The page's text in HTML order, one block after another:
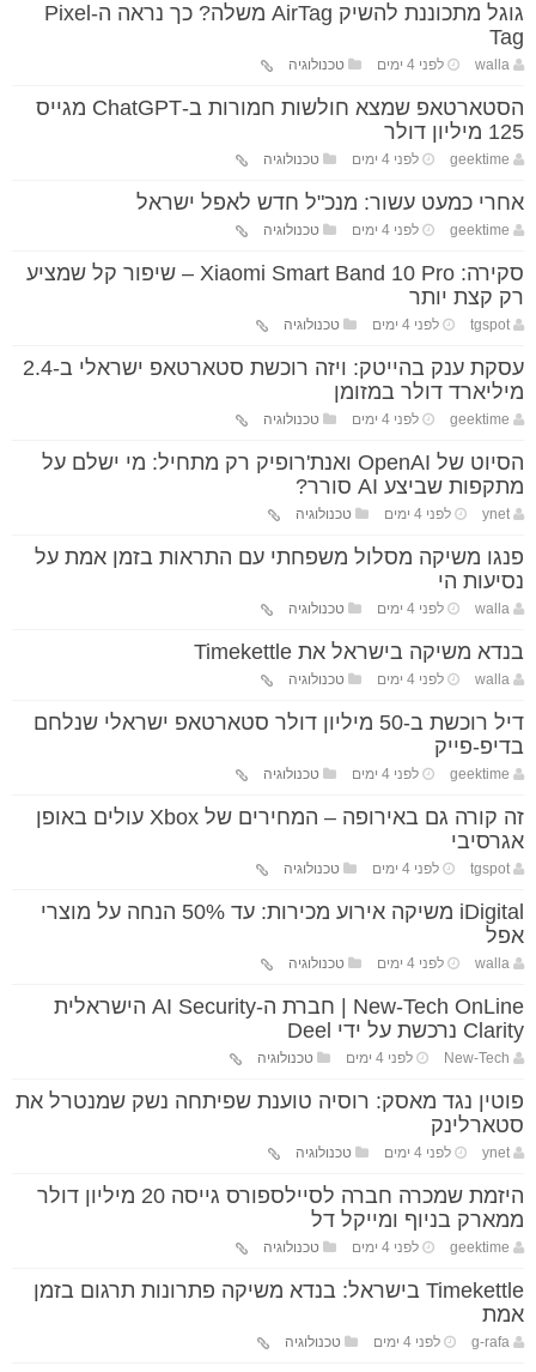
גוגל מתכוננת להשיק AirTag משלה? כך נראה ה-Pixel
Tag
walla לפני 4 ימים טכנולוגיה
הסטארטאפ שמצא חולשות חמורות ב-ChatGPT מגייס
125 מיליון דולר
geektime לפני 4 ימים טכנולוגיה
אחרי כמעט עשור: מנכ"ל חדש לאפל ישראל
geektime לפני 4 ימים טכנולוגיה
סקירה: Xiaomi Smart Band 10 Pro – שיפור קל שמציע
רק קצת יותר
tgspot לפני 4 ימים טכנולוגיה
עסקת ענק בהייטק: ויזה רוכשת סטארטאפ ישראלי ב-2.4
מיליארד דולר במזומן
geektime לפני 4 ימים טכנולוגיה
הסיוט של OpenAI ואנת'רופיק רק מתחיל: מי ישלם על
מתקפות שביצע AI סורר?
ynet לפני 4 ימים טכנולוגיה
פנגו משיקה מסלול משפחתי עם התראות בזמן אמת על
נסיעות הי
walla לפני 4 ימים טכנולוגיה
בנדא משיקה בישראל את Timekettle
walla לפני 4 ימים טכנולוגיה
דיל רוכשת ב-50 מיליון דולר סטארטאפ ישראלי שנלחם
בדיפ-פייק
geektime לפני 4 ימים טכנולוגיה
זה קורה גם באירופה – המחירים של Xbox עולים באופן
אגרסיבי
tgspot לפני 4 ימים טכנולוגיה
iDigital משיקה אירוע מכירות: עד 50% הנחה על מוצרי
אפל
walla לפני 4 ימים טכנולוגיה
New-Tech OnLine | חברת ה-AI Security הישראלית
Clarity נרכשת על ידי Deel
New-Tech לפני 4 ימים טכנולוגיה
פוטין נגד מאסק: רוסיה טוענת שפיתחה נשק שמנטרל את
סטארלינק
ynet לפני 4 ימים טכנולוגיה
היזמת שמכרה חברה לסיילספורס גייסה 20 מיליון דולר
ממארק בניוף ומייקל דל
geektime לפני 4 ימים טכנולוגיה
Timekettle בישראל: בנדא משיקה פתרונות תרגום בזמן
אמת
g-rafa לפני 4 ימים טכנולוגיה